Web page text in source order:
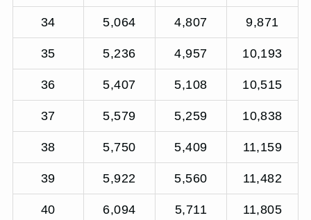
34 5,064 4,807 9,871
35 5,236 4,957 10,193
36 5,407 5,108 10,515
37 5,579 5,259 10,838
38 5,750 5,409 11,159
39 5,922 5,560 11,482
40 6,094 5,711 11,805